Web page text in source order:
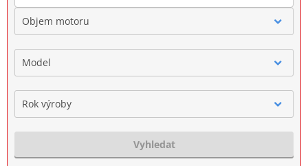
Objem motoru
Model
Rok výroby
Vyhledat